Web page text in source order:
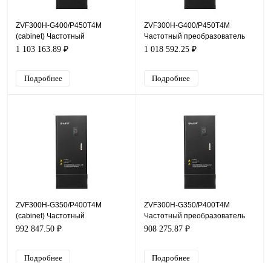
ZVF300H-G400/P450T4M
(cabinet) Частотный
преобразователь ZVF300H,
1 103 163.89 ₽
Подробнее
ZVF300H-G400/P450T4M
Частотный преобразователь
ZVF300H, 380В, 400кВт, 690А
1 018 592.25 ₽
Подробнее
ZVF300H-G350/P400T4M
(cabinet) Частотный
преобразователь ZVF300H,
992 847.50 ₽
Подробнее
ZVF300H-G350/P400T4M
Частотный преобразователь
ZVF300H, 380В, 350кВт, 640А
908 275.87 ₽
Подробнее